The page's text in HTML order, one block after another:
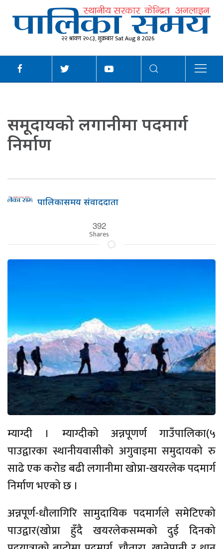
२२ श्रावण २०८३, शुक्रबार Sat Aug 8 2026
समूदायको लगानीमा पदमार्ग
निर्माण
पालिकासमय संवाददाता
392
Shares
म्याग्दी । म्याग्दीको अन्नपूणर्ण गाउँपालिका(५
पाउद्वारका स्थानीयवासीको अगुवाइमा समुदायको रु
साढे एक करोड बढी लगानीमा खोप्रा-खयरलेक पदमार्ग
निर्माण भएको छ ।
अन्नपूर्ण-धौलागिरि सामुदायिक पदमार्गले समेटिएको
पाउद्वार(खोप्रा हुँदै खयरलेकसम्मको दुई दिनको